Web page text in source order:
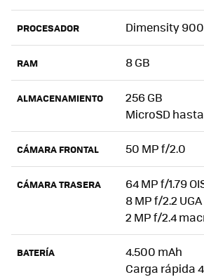
PROCESADOR Dimensity 900
RAM 8 GB
ALMACENAMIENTO
256 GB
MicroSD hasta
CÁMARA FRONTAL 50 MP f/2.0
CÁMARA TRASERA
64 MP f/1.79
8 MP f/2.2 UGA
2 MP f/2.4
BATERÍA
4.500 mAh
Carga rápida